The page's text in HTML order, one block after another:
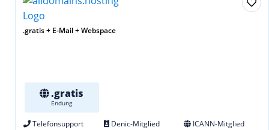
.gratis + E-Mail + Webspace
.gratis
Endung
Telefonsupport Denic-Mitglied
ICANN-Mitglied